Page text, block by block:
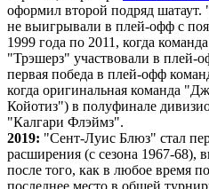
оформил второй подряд
не выигрывали в плей-офф с
1999 года по 2011, когда
"Трэшерз" участвовали в плей-
первая победа в плей-офф
когда оригинальная команда
Койотиз") в полуфинале
"Калгари Флэймз".
2019: "Сент-Луис Блюз" стал
расширения (с сезона 1967-
после того, как в любое время
последнее место в общей